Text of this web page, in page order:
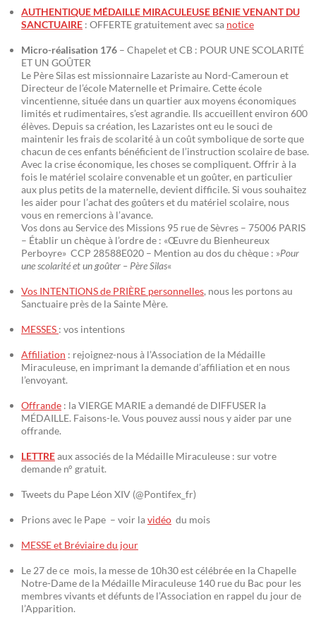
AUTHENTIQUE MÉDAILLE MIRACULEUSE BÉNIE VENANT DU
SANCTUAIRE : OFFERTE gratuitement avec sa notice
Micro-réalisation 176 – Chapelet et CB : POUR UNE SCOLARITÉ
ET UN GOÛTER
Le Père Silas est missionnaire Lazariste au Nord-Cameroun et
Directeur de l’école Maternelle et Primaire. Cette école
vincentienne, située dans un quartier aux moyens économiques
limités et rudimentaires, s’est agrandie. Ils accueillent environ 600
élèves. Depuis sa création, les Lazaristes ont eu le souci de
maintenir les frais de scolarité à un coût symbolique de sorte que
chacun de ces enfants bénéficient de l’instruction scolaire de base.
Avec la crise économique, les choses se compliquent. Offrir à la
fois le matériel scolaire convenable et un goûter, en particulier
aux plus petits de la maternelle, devient difficile. Si vous souhaitez
les aider pour l’achat des goûters et du matériel scolaire, nous
vous en remercions à l’avance.
Vos dons au Service des Missions 95 rue de Sèvres – 75006 PARIS
– Établir un chèque à l’ordre de : «Œuvre du Bienheureux
Perboyre» CCP 28588E020 – Mention au dos du chèque : »Pour
une scolarité et un goûter – Père Silas«
Vos INTENTIONS de PRIÈRE personnelles, nous les portons au
Sanctuaire près de la Sainte Mère.
MESSES : vos intentions
Affiliation : rejoignez-nous à l’Association de la Médaille
Miraculeuse, en imprimant la demande d’affiliation et en nous
l’envoyant.
Offrande : la VIERGE MARIE a demandé de DIFFUSER la
MÉDAILLE. Faisons-le. Vous pouvez aussi nous y aider par une
offrande.
LETTREaux associés de la Médaille Miraculeuse : sur votre
demande n° gratuit.
Tweets du Pape Léon XIV (@Pontifex_fr)
Prions avec le Pape – voir lavidéo du mois
MESSE et Bréviaire du jour
Le 27 de ce mois, la messe de 10h30 est célébrée en la Chapelle
Notre-Dame de la Médaille Miraculeuse 140 rue du Bac pour les
membres vivants et défunts de l’Association en rappel du jour de
l’Apparition.